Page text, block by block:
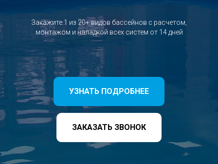
Закажите 1 из 20+ видов бассейнов с расчетом,
монтажом и наладкой всех систем от 14 дней
УЗНАТЬ ПОДРОБНЕЕ
ЗАКАЗАТЬ ЗВОНОК